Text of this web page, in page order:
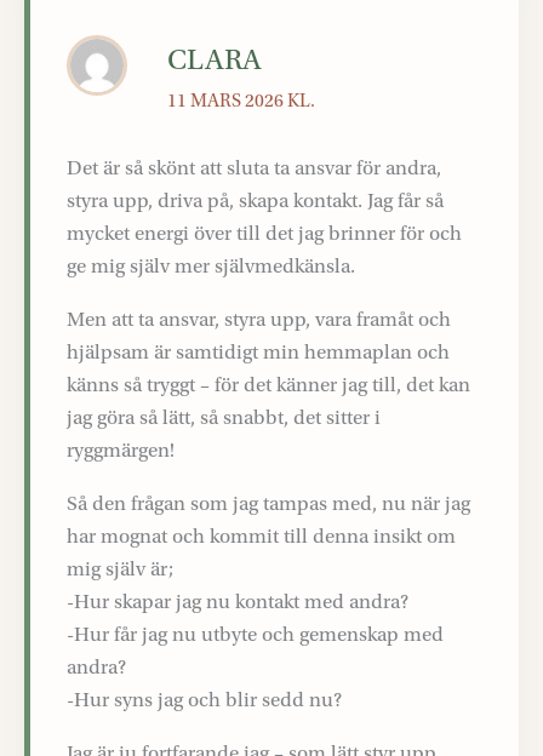
CLARA
11 MARS 2026 KL.
Det är så skönt att sluta ta ansvar för andra,
styra upp, driva på, skapa kontakt. Jag får så
mycket energi över till det jag brinner för och
ge mig själv mer självmedkänsla.
Men att ta ansvar, styra upp, vara framåt och
hjälpsam är samtidigt min hemmaplan och
känns så tryggt – för det känner jag till, det kan
jag göra så lätt, så snabbt, det sitter i
ryggmärgen!
Så den frågan som jag tampas med, nu när jag
har mognat och kommit till denna insikt om
mig själv är;
-Hur skapar jag nu kontakt med andra?
-Hur får jag nu utbyte och gemenskap med
andra?
-Hur syns jag och blir sedd nu?